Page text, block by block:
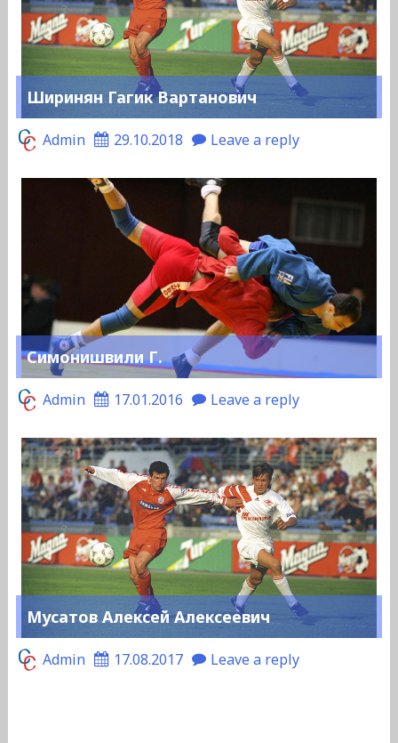
Ширинян Гагик Вартанович
Admin 29.10.2018 Leave a reply
Симонишвили Г.
Admin 17.01.2016 Leave a reply
Мусатов Алексей Алексеевич
Admin 17.08.2017 Leave a reply